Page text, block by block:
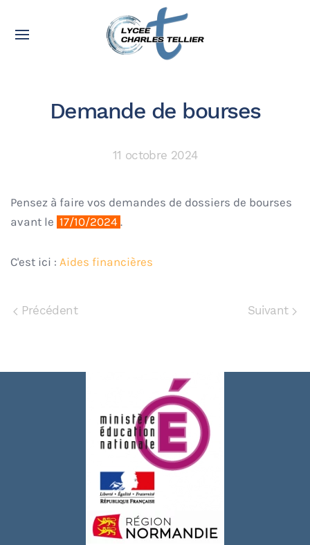
Demande de bourses
11 octobre 2024
Pensez à faire vos demandes de dossiers de bourses
avant le 17/10/2024 .
C'est ici : Aides financières
Précédent Suivant